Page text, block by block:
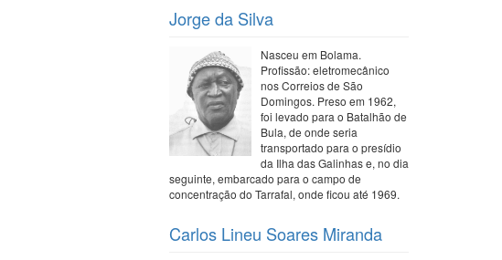
Jorge da Silva
Nasceu em Bolama.
Profissão: eletromecânico
nos Correios de São
Domingos. Preso em 1962,
foi levado para o Batalhão de
Bula, de onde seria
transportado para o presídio
da Ilha das Galinhas e, no dia
seguinte, embarcado para o campo de
concentração do Tarrafal, onde ficou até 1969.
Carlos Lineu Soares Miranda